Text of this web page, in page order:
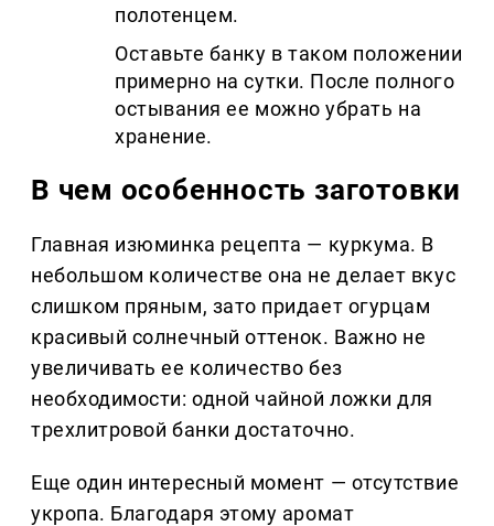
полотенцем.
Оставьте банку в таком положении
примерно на сутки. После полного
остывания ее можно убрать на
хранение.
В чем особенность заготовки
Главная изюминка рецепта — куркума. В
небольшом количестве она не делает вкус
слишком пряным, зато придает огурцам
красивый солнечный оттенок. Важно не
увеличивать ее количество без
необходимости: одной чайной ложки для
трехлитровой банки достаточно.
Еще один интересный момент — отсутствие
укропа. Благодаря этому аромат